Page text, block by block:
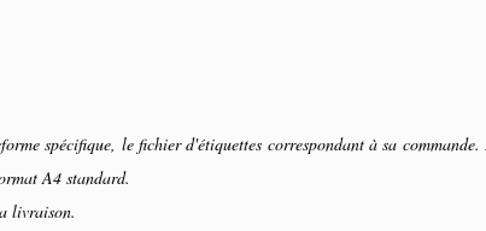
spécifique, le fichier d'étiquettes correspondant à sa
A4 standard.
livraison.